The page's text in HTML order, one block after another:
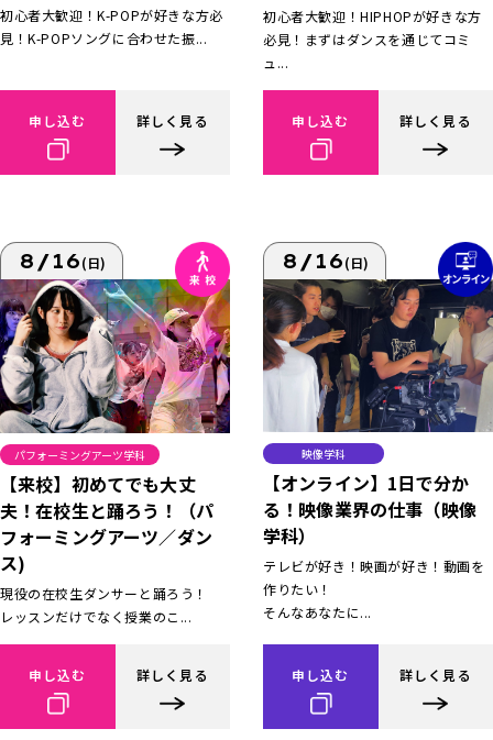
初心者大歓迎！K-POPが好きな方必
見！K-POPソングに合わせた振...
申し込む 詳しく見る
初心者大歓迎！HIPHOPが好きな方
必見！まずはダンスを通じてコミ
ュ...
申し込む 詳しく見る
8/16(日)
パフォーミングアーツ学科
【来校】初めてでも大丈
夫！在校生と踊ろう！（パ
フォーミングアーツ／ダン
ス)
現役の在校生ダンサーと踊ろう！
レッスンだけでなく授業のこ...
申し込む 詳しく見る
8/16(日)
映像学科
【オンライン】1日で分か
る！映像業界の仕事（映像
学科）
テレビが好き！映画が好き！動画を
作りたい！
そんなあなたに...
申し込む 詳しく見る